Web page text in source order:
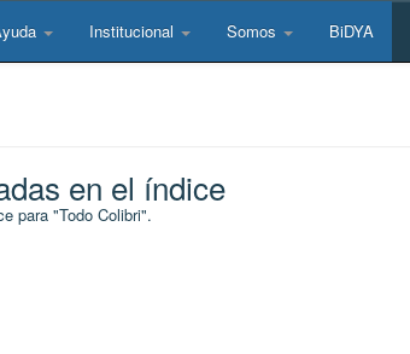
Institucional Somos BiDYA
en el índice
para "Todo Colibri".